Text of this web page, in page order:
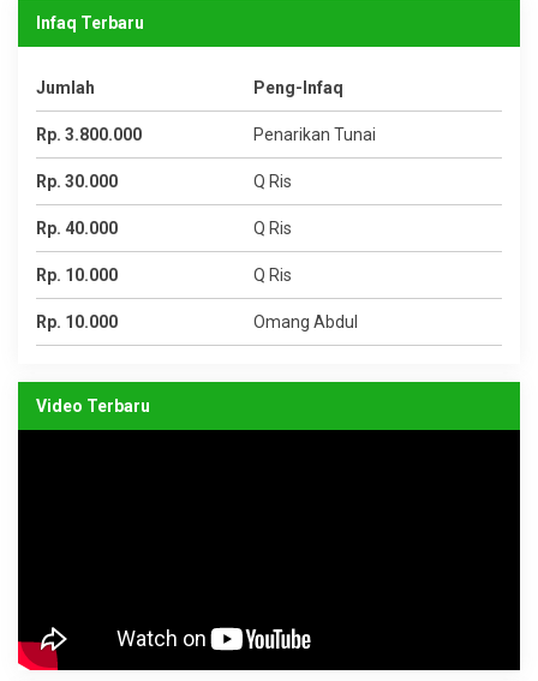
Infaq Terbaru
Jumlah Peng-Infaq
Rp. 3.800.000 Penarikan Tunai
Rp. 30.000 Q Ris
Rp. 40.000 Q Ris
Rp. 10.000 Q Ris
Rp. 10.000 Omang Abdul
Video Terbaru